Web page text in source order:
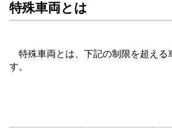
特殊車両とは
特殊車両とは、下記の制限を超える
す。